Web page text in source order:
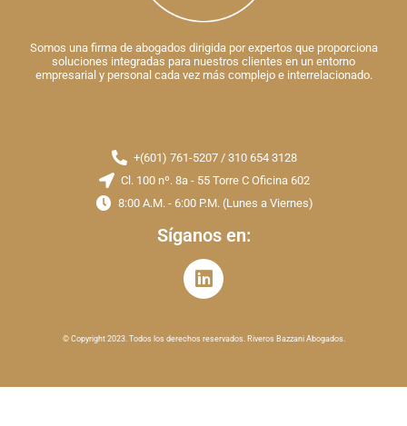
Somos una firma de abogados dirigida por expertos que proporciona
soluciones integradas para nuestros clientes en un entorno
empresarial y personal cada vez más complejo e interrelacionado.
+(601) 761-5207 / 310 654 3128
Cl. 100 nº. 8a - 55 Torre C Oficina 602
8:00 A.M. - 6:00 P.M. (Lunes a Viernes)
Síganos en:
© Copyright 2023. Todos los derechos reservados. Riveros Bazzani Abogados.